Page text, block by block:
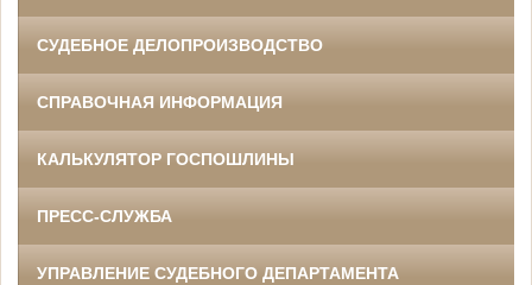
СУДЕБНОЕ ДЕЛОПРОИЗВОДСТВО
СПРАВОЧНАЯ ИНФОРМАЦИЯ
КАЛЬКУЛЯТОР ГОСПОШЛИНЫ
ПРЕСС-СЛУЖБА
УПРАВЛЕНИЕ СУДЕБНОГО ДЕПАРТАМЕНТА